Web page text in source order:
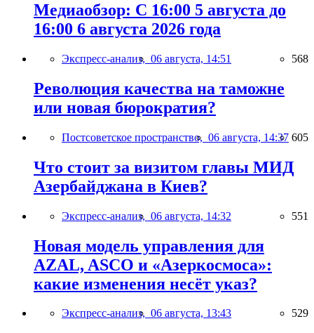
Медиаобзор: С 16:00 5 августа до
16:00 6 августа 2026 года
Экспресс-анализ, 06 августа, 14:51 568
Революция качества на таможне
или новая бюрократия?
Постсоветское пространство, 06 августа, 14:37 605
Что стоит за визитом главы МИД
Азербайджана в Киев?
Экспресс-анализ, 06 августа, 14:32 551
Новая модель управления для
AZAL, ASCO и «Азеркосмоса»:
какие изменения несёт указ?
Экспресс-анализ, 06 августа, 13:43 529